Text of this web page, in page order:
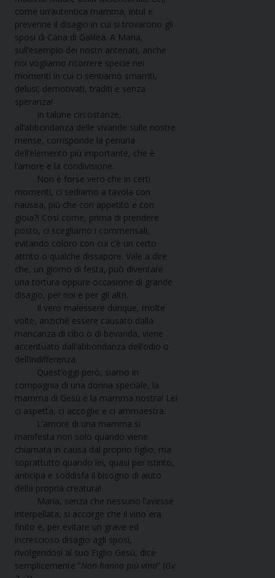
come un’autentica mamma, intuì e
prevenne il disagio in cui si trovarono gli
sposi di Cana di Galilea. A Maria,
sull’esempio dei nostri antenati, anche
noi vogliamo ricorrere specie nei
momenti in cui ci sentiamo smarriti,
delusi, demotivati, traditi e senza
speranza!
In talune circostanze,
all’abbondanza delle vivande sulle nostre
mense, corrisponde la penuria
dell’elemento più importante, che è
l’amore e la condivisione.
Non è forse vero che in certi
momenti, ci sediamo a tavola con
nausea, più che con appetito e con
gioia?! Così come, prima di prendere
posto, ci scegliamo i commensali,
evitando coloro con cui c’è un certo
attrito o qualche dissapore. Vale a dire
che, un giorno di festa, può diventare
una tortura oppure occasione di grande
disagio, per noi e per gli altri.
Il vero malessere dunque, molte
volte, anziché essere causato dalla
mancanza di cibo o di bevanda, viene
accentuato dall’abbondanza dell’odio o
dell’indifferenza.
Quest’oggi però, siamo in
compagnia di una donna speciale, la
mamma di Gesù e la mamma nostra! Lei
ci aspetta, ci accoglie e ci ammaestra.
L’amore di una mamma si
manifesta non solo quando viene
chiamata in causa dal proprio figlio, ma
soprattutto quando lei, quasi per istinto,
anticipa e soddisfa il bisogno di aiuto
della propria creatura!
Maria, senza che nessuno l’avesse
interpellata, si accorge che il vino era
finito e, per evitare un grave ed
increscioso disagio agli sposi,
rivolgendosi al suo Figlio Gesù, dice
semplicemente “Non hanno più vino” (Gv